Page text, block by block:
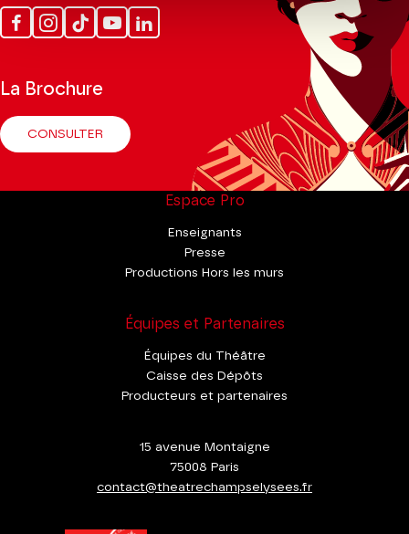
FacebookInstagram
Tik
Tok
YoutubeLinkedin
La Brochure
CONSULTER
Espace Pro
Enseignants
Presse
Productions Hors les murs
Équipes et Partenaires
Équipes du Théâtre
Caisse des Dépôts
Producteurs et partenaires
15 avenue Montaigne
75008 Paris
contact@theatrechampselysees.fr